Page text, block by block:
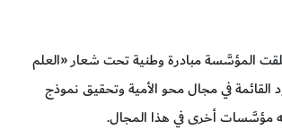
المؤسَّسة مبادرة وطنية تحت شعار «العلم
القائمة في مجال محو الأمية وتحقيق نموذج
مؤسَّسات أخرى في هذا المجال.